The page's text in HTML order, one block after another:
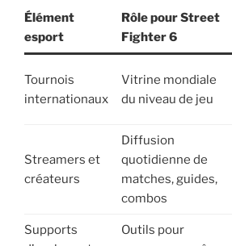
Élément
esport
Rôle pour Street
Fighter 6
Tournois
internationaux
Vitrine mondiale
du niveau de jeu
Streamers et
créateurs
Diffusion
quotidienne de
matches, guides,
combos
Supports
Outils pour